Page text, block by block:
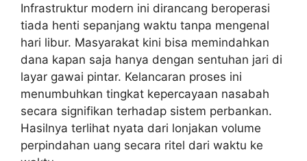
Infrastruktur modern ini dirancang beroperasi
tiada henti sepanjang waktu tanpa mengenal
hari libur. Masyarakat kini bisa memindahkan
dana kapan saja hanya dengan sentuhan jari di
layar gawai pintar. Kelancaran proses ini
menumbuhkan tingkat kepercayaan nasabah
secara signifikan terhadap sistem perbankan.
Hasilnya terlihat nyata dari lonjakan volume
perpindahan uang secara ritel dari waktu ke